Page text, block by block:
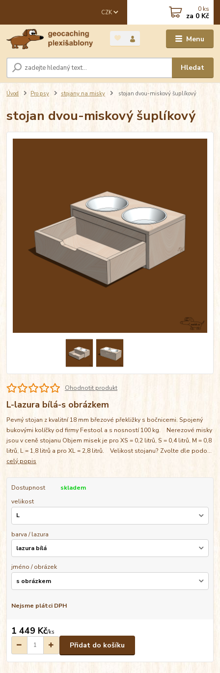
Menu
CZK
Hledat
0 ks
za 0 Kč
Úvod Pro psy stojany na misky stojan dvou-miskový šuplíkový
stojan dvou-miskový šuplíkový
Ohodnotit produkt
L-lazura bílá-s obrázkem
Pevný stojan z kvalitní 18 mm březové překližky s bočnicemi. Spojený
bukovými kolíčky od firmy Festool a s nosností 100 kg. Nerezové misky
jsou v ceně stojanu Objem misek je pro XS = 0,2 litrů, S = 0,4 litrů, M = 0,8
litrů, L = 1,8 litrů a pro XL = 2,8 litrů. Velikost stojanu? Zvolte dle podo...
celý popis
Dostupnost
skladem
velikost
barva / lazura
jméno / obrázek
Nejsme plátci DPH
1 449 Kč/ks
Přidat do košíku